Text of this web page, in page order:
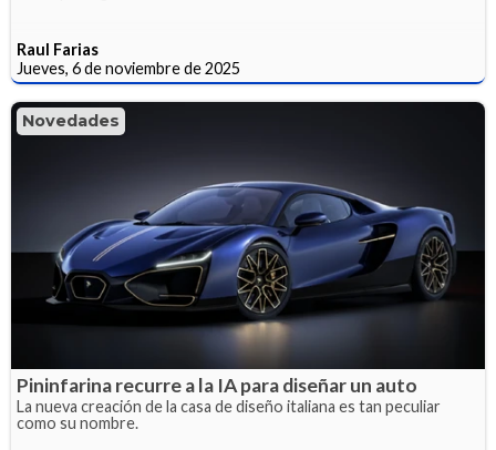
Raul Farias
Jueves, 6 de noviembre de 2025
Novedades
Pininfarina recurre a la IA para diseñar un auto
La nueva creación de la casa de diseño italiana es tan peculiar
como su nombre.